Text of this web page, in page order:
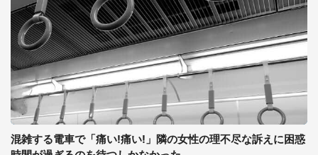
混雑する電車で「痛い!痛い!」隣の女性の理不尽な訴えに困惑